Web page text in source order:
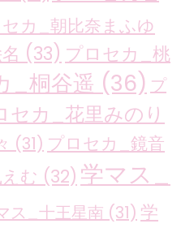
カ_朝比奈まふゆ
(33) プロセカ_桃
_桐谷遥 (36) プ
セカ_花里みのり
(31) プロセカ_鏡音
む (32) 学マス_
ス_十王星南 (31) 学